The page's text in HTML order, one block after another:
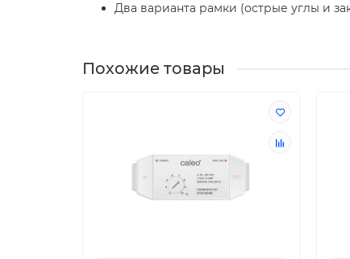
Два варианта рамки (острые углы и
Похожие товары